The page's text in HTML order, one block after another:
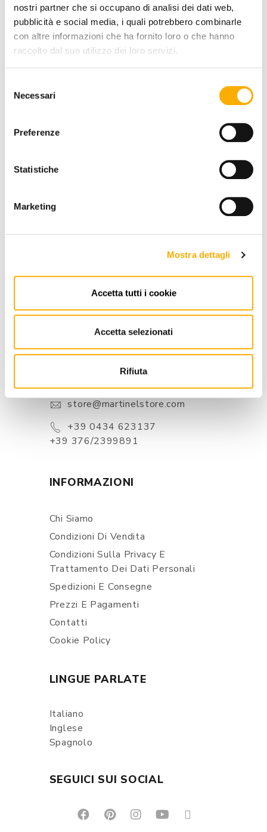
nostri partner che si occupano di analisi dei dati web,
pubblicità e social media, i quali potrebbero combinarle
con altre informazioni che ha fornito loro o che hanno
raccolto dal suo utilizzo dei loro servizi.
delNecessari
Preferenze
Statistiche
Marketing
Mostra dettagli
Accetta tutti i cookie
Accetta selezionati
Rifiuta
FINITURA PIANO:
RICHIEDI PREVENTIVO
BRAND
CONTATTI
Via Pordenone, 1 - Poincicco Di
store@martinelstore.com
+39 0434 623137
+39 376/2399891
INFORMAZIONI
Chi Siamo
Condizioni Di Vendita
Condizioni Sulla Privacy E
Trattamento Dei Dati Personali
Spedizioni E Consegne
Prezzi E Pagamenti
Contatti
Cookie Policy
LINGUE PARLATE
Italiano
Inglese
Spagnolo
SEGUICI SUI SOCIAL